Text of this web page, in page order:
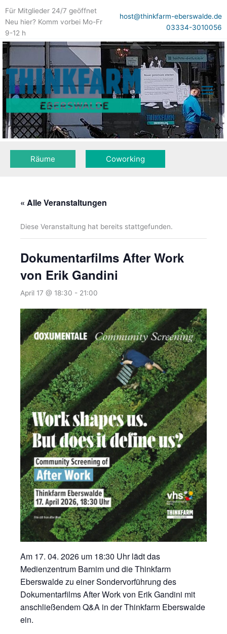
Für Mitglieder 24/7 geöffnet
Neu hier? Komm vorbei Mo-Fr
9-12 h
host@thinkfarm-eberswalde.de
03334-3010056
Räume Coworking
« Alle Veranstaltungen
Diese Veranstaltung hat bereits stattgefunden.
Dokumentarfilms After Work
von Erik Gandini
April 17 @ 18:30 - 21:00
Am 17. 04. 2026 um 18:30 Uhr lädt das
Medienzentrum Barnim und die Thinkfarm
Eberswalde zu einer Sondervorführung des
Dokumentarfilms After Work von Erik Gandini mit
anschließendem Q&A in der Thinkfarm Eberswalde
ein.